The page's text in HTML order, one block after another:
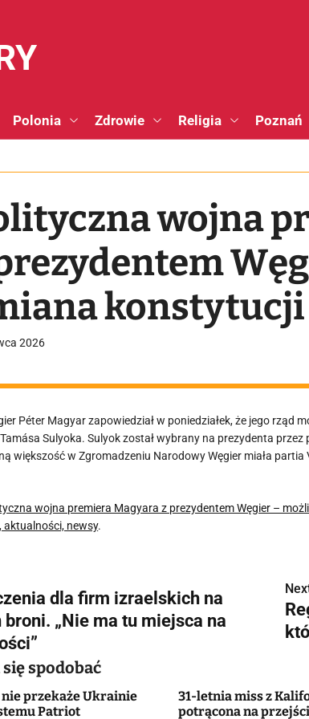
Polonia Zdrowie Religia Poznań
wojna
konstytucji
2026
Péter Magyar zapowiedział w poniedziałek, że jego rząd
Sulyoka. Sulyok został wybrany na prezydenta
większość w Zgromadzeniu Narodowy Węgier miała
wojna premiera Magyara z prezydentem Węgier –
aktualności, newsy.
dla firm izraelskich na
„Nie ma tu miejsca na
się spodobać
przekaże Ukrainie
Patriot
31-letnia miss z
potrącona na